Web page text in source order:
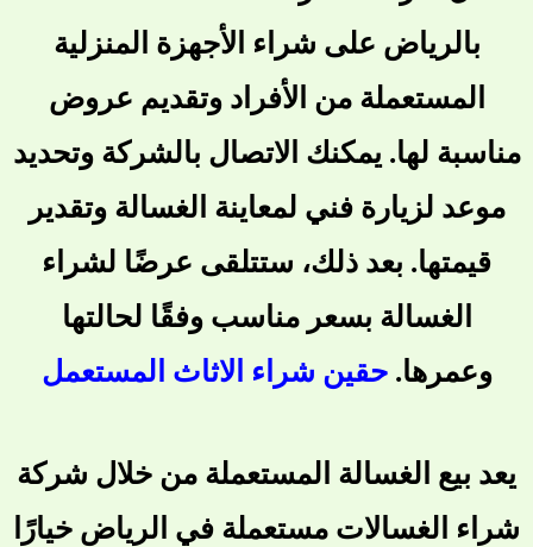
بالرياض على شراء الأجهزة المنزلية
المستعملة من الأفراد وتقديم عروض
مناسبة لها. يمكنك الاتصال بالشركة وتحديد
موعد لزيارة فني لمعاينة الغسالة وتقدير
قيمتها. بعد ذلك، ستتلقى عرضًا لشراء
الغسالة بسعر مناسب وفقًا لحالتها
وعمرها. حقين شراء الاثاث المستعمل
يعد بيع الغسالة المستعملة من خلال شركة
شراء الغسالات مستعملة في الرياض خيارًا